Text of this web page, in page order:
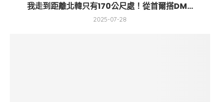
我走到距離北韓只有170公尺處！從首爾搭DM...
2025-07-28